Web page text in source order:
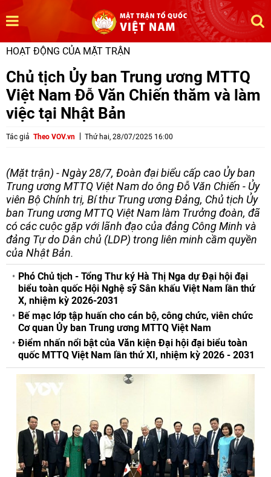
HOẠT ĐỘNG CỦA MẶT TRẬN
Chủ tịch Ủy ban Trung ương MTTQ
Việt Nam Đỗ Văn Chiến thăm và làm
việc tại Nhật Bản
Tác giả Theo VOV.vn Thứ hai, 28/07/2025 16:00
(Mặt trận) - Ngày 28/7, Đoàn đại biểu cấp cao Ủy ban
Trung ương MTTQ Việt Nam do ông Đỗ Văn Chiến - Ủy
viên Bộ Chính trị, Bí thư Trung ương Đảng, Chủ tịch Ủy
ban Trung ương MTTQ Việt Nam làm Trưởng đoàn, đã
có các cuộc gặp với lãnh đạo của đảng Công Minh và
đảng Tự do Dân chủ (LDP) trong liên minh cầm quyền
của Nhật Bản.
Phó Chủ tịch - Tổng Thư ký Hà Thị Nga dự Đại hội đại
biểu toàn quốc Hội Nghệ sỹ Sân khấu Việt Nam lần thứ
X, nhiệm kỳ 2026-2031
Bế mạc lớp tập huấn cho cán bộ, công chức, viên chức
Cơ quan Ủy ban Trung ương MTTQ Việt Nam
Điểm nhấn nổi bật của Văn kiện Đại hội đại biểu toàn
quốc MTTQ Việt Nam lần thứ XI, nhiệm kỳ 2026 - 2031